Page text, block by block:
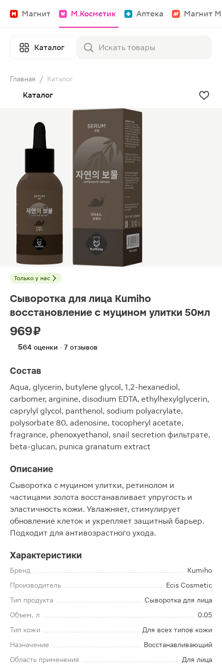
Магнит М.Косметик Аптека Магнит
Каталог
Главная / Каталог
Каталог
Только у нас
Сыворотка для лица Kumiho
восстановление с муцином улитки 50мл
969 ₽
564 оценки · 7 отзывов
Состав
Aqua, glycerin, butylene glycol, 1,2-hexanediol,
carbomer, arginine, disodium EDTA, ethylhexylglycerin,
caprylyl glycol, panthenol, sodium polyacrylate,
polysorbate 80, adenosine, tocopheryl acetate,
fragrance, phenoxyethanol, snail secretion фильтрате,
beta-glucan, punica granatum extract
Описание
Сыворотка с муцином улитки, ретинолом и
частицами золота восстанавливает упругость и
эластичность кожи. Увлажняет, стимулирует
обновление клеток и укрепляет защитный барьер.
Подходит для антивозрастного ухода.
Характеристики
Бренд
Kumiho
Производитель
Ecis Cosmetic
Тип продукта
Сыворотка для лица
Объем, л
0.05
Тип кожи
Для всех типов кожи
Назначение
Восстанавливающий
Область применения
Для лица